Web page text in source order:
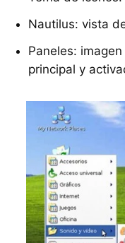
Nautilus: vista
Paneles:
principal y